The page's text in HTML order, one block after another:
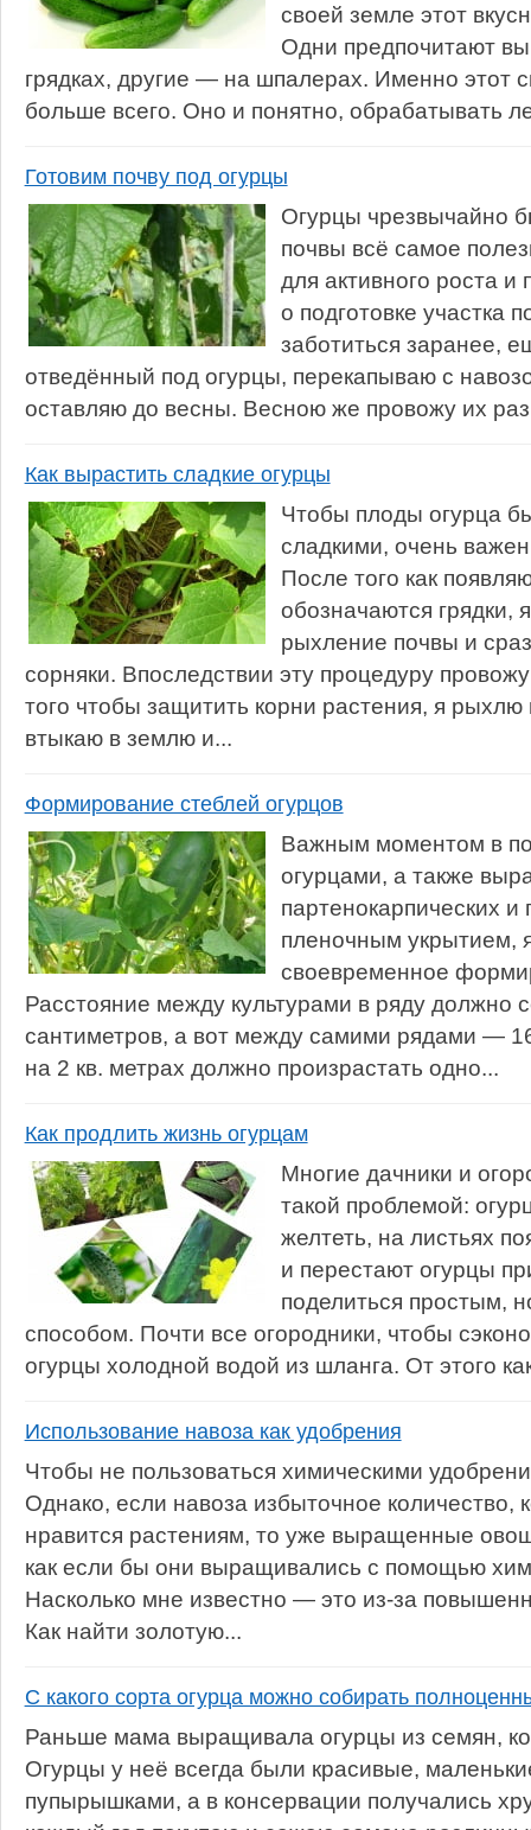
своей земле этот
Одни предпочитают
грядках, другие — на шпалерах. Именно этот
больше всего. Оно и понятно, обрабатывать
Готовим почву под огурцы
Огурцы чрезвычайно
почвы всё самое
для активного роста
о подготовке участка
заботиться заранее,
отведённый под огурцы, перекапываю с
оставляю до весны. Весною же провожу их
Как вырастить сладкие огурцы
Чтобы плоды огурца
сладкими, очень
После того как
обозначаются грядки,
рыхление почвы и
сорняки. Впоследствии эту процедуру
того чтобы защитить корни растения, я рыхлю
втыкаю в землю и...
Формирование стеблей огурцов
Важным моментом в
огурцами, а также
партенокарпических
пленочным укрытием,
своевременное
Расстояние между культурами в ряду должно
сантиметров, а вот между самими рядами —
на 2 кв. метрах должно произрастать одно...
Как продлить жизнь огурцам
Многие дачники и
такой проблемой:
желтеть, на листьях
и перестают огурцы
поделиться простым,
способом. Почти все огородники, чтобы
огурцы холодной водой из шланга. От этого
Использование навоза как удобрения
Чтобы не пользоваться химическими
Однако, если навоза избыточное количество,
нравится растениям, то уже выращенные
как если бы они выращивались с помощью
Насколько мне известно — это из-за
Как найти золотую...
С какого сорта огурца можно собирать
Раньше мама выращивала огурцы из семян,
Огурцы у неё всегда были красивые,
пупырышками, а в консервации получались